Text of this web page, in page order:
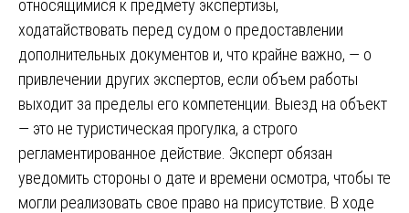
относящимися к предмету экспертизы,
ходатайствовать перед судом о предоставлении
дополнительных документов и, что крайне важно, — о
привлечении других экспертов, если объем работы
выходит за пределы его компетенции. Выезд на объект
— это не туристическая прогулка, а строго
регламентированное действие. Эксперт обязан
уведомить стороны о дате и времени осмотра, чтобы те
могли реализовать свое право на присутствие. В ходе